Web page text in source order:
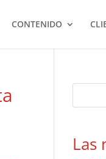
CONTENIDO
Las